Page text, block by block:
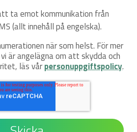
ta emot kommunikation från
(allt innehåll på engelska).
när som helst. För mer
är angelägna om att skydda och
läs vårpersonuppgiftspolicy.